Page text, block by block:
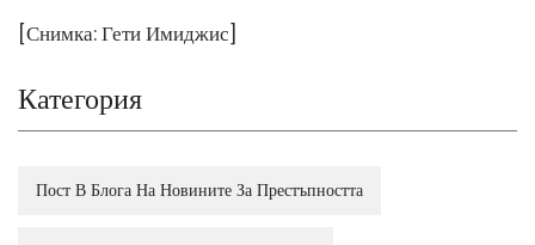
[Снимка: Гети Имиджис]
Категория
Пост В Блога На Новините За Престъпността